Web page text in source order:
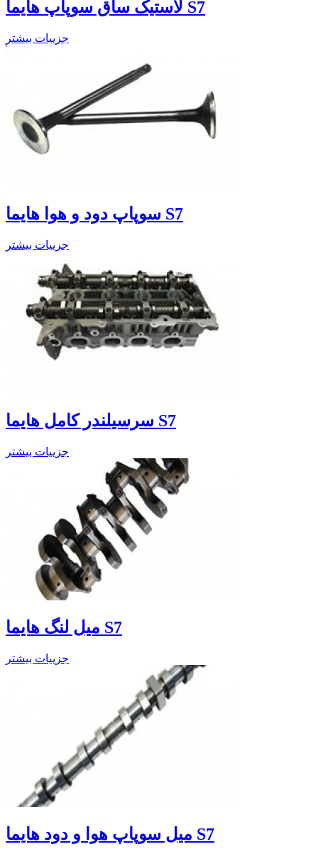
لاستیک ساق سوپاپ هایما S7
جزییات بیشتر
سوپاپ دود و هوا هایما S7
جزییات بیشتر
سرسیلندر کامل هایما S7
جزییات بیشتر
میل لنگ هایما S7
جزییات بیشتر
میل سوپاپ هوا و دود هایما S7